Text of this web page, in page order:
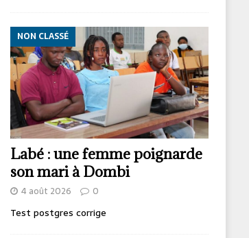
Labé : une femme poignarde
son mari à Dombi
NON CLASSÉ
4 août 2026 0
Test postgres corrige